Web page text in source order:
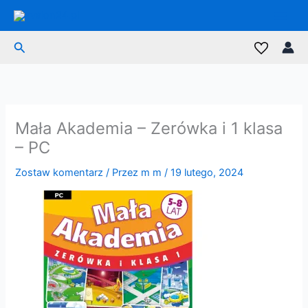
Przejdź
treściSzukaj
Mała Akademia – Zerówka i 1 klasa
– PC
Zostaw komentarz / Przez m m/19 lutego, 2024